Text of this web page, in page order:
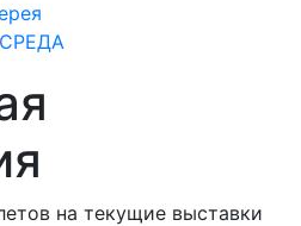
на текущие выставки